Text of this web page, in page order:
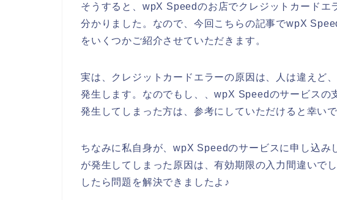
そうすると、wpX Speedのお店でクレジットカードエ
分かりました。なので、今回こちらの記事でwpX
をいくつかご紹介させていただきます。
実は、クレジットカードエラーの原因は、人は違えど
発生します。なのでもし、、wpX Speedのサービスの
発生してしまった方は、参考にしていただけると幸いで
ちなみに私自身が、wpX Speedのサービスに申し込み
が発生してしまった原因は、有効期限の入力間違いで
したら問題を解決できましたよ♪